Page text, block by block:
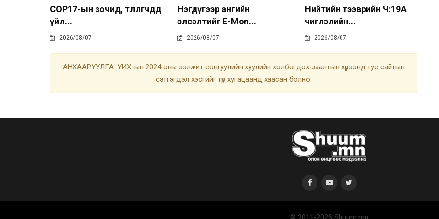
COP17-ын зочид, төлөөлөгчдөд
үйл...
2026/08/07
Нэгдүгээр ангийн
элсэлтийг E-Mon...
2026/08/07
Нийтийн тээврийн Ч:19А
чиглэлийн...
2026/08/07
АНХААРУУЛГА: УИХ-ын 2024 оны ээлжит сонгуулийн хуулийн холбогдох заалтын хүрээнд тус сайтын
сэтгэгдэл хэсгийг түр хугацаанд хаасан болно.
© 2011-2026 Shuum.mn